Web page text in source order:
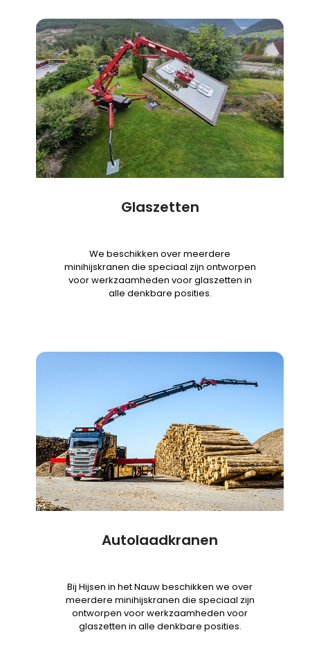
Glaszetten
We beschikken over meerdere
minihijskranen die speciaal zijn ontworpen
voor werkzaamheden voor glaszetten in
alle denkbare posities.
Autolaadkranen
Bij Hijsen in het Nauw beschikken we over
meerdere minihijskranen die speciaal zijn
ontworpen voor werkzaamheden voor
glaszetten in alle denkbare posities.